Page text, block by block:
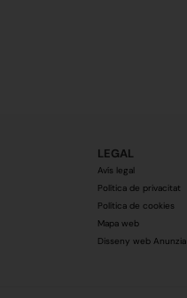
LEGAL
Avís legal
Política de privacitat
Política de cookies
Mapa web
Disseny web Anunzia